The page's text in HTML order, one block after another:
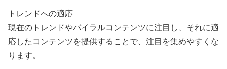
トレンドへの適応
現在のトレンドやバイラルコンテンツに注目し、それに適
応したコンテンツを提供することで、注目を集めやすくな
ります。